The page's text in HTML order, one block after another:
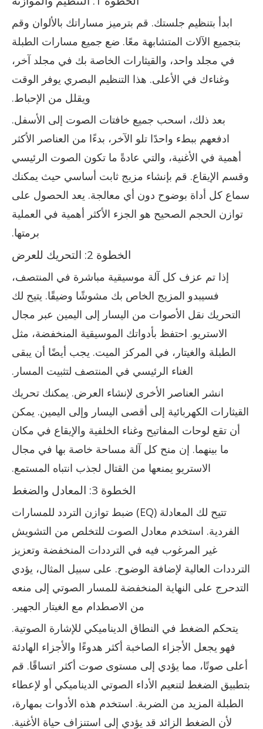
ابدأ بتنظيم جلستك. قم بترميز مساراتك بالألوان وقم
بتجميع الآلات المتشابهة معًا. ضع جميع مسارات الطبلة
في مجلد واحد، والقيثارات الخاصة بك في مجلد آخر،
وغناءك في الأعلى. هذا التنظيم البصري يوفر الوقت
ويقلل من الإحباط.
بعد ذلك، اسحب جميع خافتات الصوت إلى الأسفل.
ادفعهم ببطء واحدًا تلو الآخر، بدءًا من العناصر الأكثر
أهمية في الأغنية، والتي عادةً ما تكون الصوت الرئيسي
وقسم الإيقاع. قم بإنشاء مزيج ثابت أساسي حيث يمكنك
سماع كل أداة بوضوح دون أي معالجة. يعد الحصول على
توازن الحجم الصحيح هو الجزء الأكثر أهمية في العملية
برمتها.
الخطوة 2: التحريك للعرض
إذا تم عزف كل آلة موسيقية مباشرة في المنتصف،
فسيبدو المزيج الخاص بك مشوشًا وضيقًا. يتيح لك
التحريك نقل الأصوات من اليسار إلى اليمين عبر مجال
الاستريو. احتفظ بأدواتك الموسيقية المنخفضة، مثل
الطبلة والغيتار، في المركز الميت. يجب أيضًا أن يبقى
الغناء الرئيسي في المنتصف لتثبيت المسار.
انشر العناصر الأخرى لإنشاء العرض. يمكنك تحريك
القيثارات الكهربائية إلى أقصى اليسار وإلى اليمين. يمكن
أن تقع لوحات المفاتيح وغناء الخلفية والإيقاع في مكان
ما بينهما. إن منح كل آلة مساحة خاصة بها في مجال
الاستريو يمنعها من القتال لجذب انتباه المستمع.
الخطوة 3: المعادل والضغط
تتيح لك المعادلة (EQ) ضبط توازن التردد للمسارات
الفردية. استخدم معادل الصوت للتخلص من التشويش
غير المرغوب فيه في الترددات المنخفضة وتعزيز
الترددات العالية لإضافة الوضوح. على سبيل المثال، يؤدي
التدحرج على النهاية المنخفضة للمسار الصوتي إلى منعه
من الاصطدام مع الغيتار الجهير.
يتحكم الضغط في النطاق الديناميكي للإشارة الصوتية.
فهو يجعل الأجزاء الصاخبة أكثر هدوءًا والأجزاء الهادئة
أعلى صوتًا، مما يؤدي إلى مستوى صوت أكثر اتساقًا. قم
بتطبيق الضغط لتنعيم الأداء الصوتي الديناميكي أو لإعطاء
الطبلة المزيد من الضربة. استخدم هذه الأدوات بمهارة،
لأن الضغط الزائد قد يؤدي إلى استنزاف حياة الأغنية.